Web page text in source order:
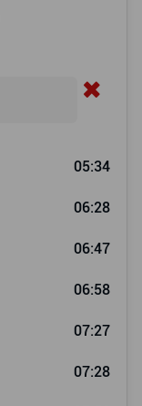
05:34
06:28
06:47
06:58
07:27
07:28